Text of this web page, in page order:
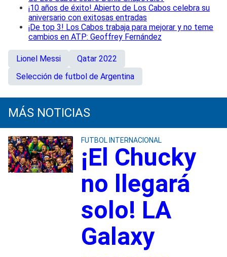
¡10 años de éxito! Abierto de Los Cabos celebra su
aniversario con exitosas entradas
¡De top 3! Los Cabos trabaja para mejorar y no teme
cambios en ATP: Geoffrey Fernández
Lionel Messi
Qatar 2022
Selección de futbol de Argentina
MÁS NOTICIAS
FUTBOL INTERNACIONAL
¡El Chucky
no llegará
solo! LA
Galaxy